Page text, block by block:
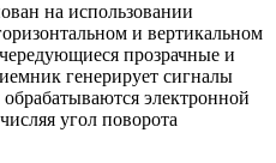
на использовании
и вертикальном
прозрачные и
генерирует сигналы
электронной
угол поворота